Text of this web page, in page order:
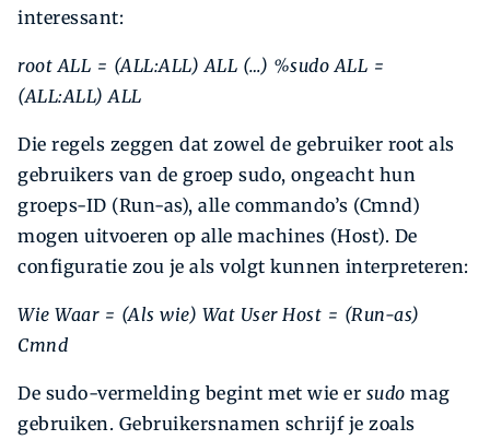
interessant:
root ALL = (ALL:ALL) ALL (…) %sudo ALL =
(ALL:ALL) ALL
Die regels zeggen dat zowel de gebruiker root als
gebruikers van de groep sudo, ongeacht hun
groeps-ID (Run-as), alle commando’s (Cmnd)
mogen uitvoeren op alle machines (Host). De
configuratie zou je als volgt kunnen interpreteren:
Wie Waar = (Als wie) Wat User Host = (Run-as)
Cmnd
De sudo-vermelding begint met wie er sudo mag
gebruiken. Gebruikersnamen schrijf je zoals